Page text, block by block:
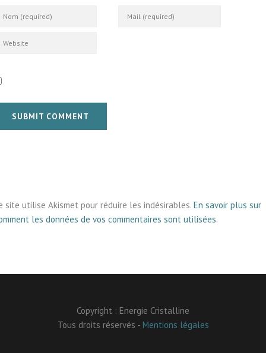
SUBMIT COMMENT
site utilise Akismet pour réduire les indésirables. En savoir plus sur
les données de vos commentaires sont utilisées.
Copyright : Energie Cristalline
Tous droits réservés - Mentions légales